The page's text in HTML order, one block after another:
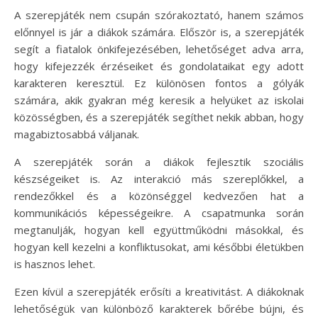
A szerepjáték nem csupán szórakoztató, hanem számos
előnnyel is jár a diákok számára. Először is, a szerepjáték
segít a fiatalok önkifejezésében, lehetőséget adva arra,
hogy kifejezzék érzéseiket és gondolataikat egy adott
karakteren keresztül. Ez különösen fontos a gólyák
számára, akik gyakran még keresik a helyüket az iskolai
közösségben, és a szerepjáték segíthet nekik abban, hogy
magabiztosabbá váljanak.
A szerepjáték során a diákok fejlesztik szociális
készségeiket is. Az interakció más szereplőkkel, a
rendezőkkel és a közönséggel kedvezően hat a
kommunikációs képességeikre. A csapatmunka során
megtanulják, hogyan kell együttműködni másokkal, és
hogyan kell kezelni a konfliktusokat, ami későbbi életükben
is hasznos lehet.
Ezen kívül a szerepjáték erősíti a kreativitást. A diákoknak
lehetőségük van különböző karakterek bőrébe bújni, és